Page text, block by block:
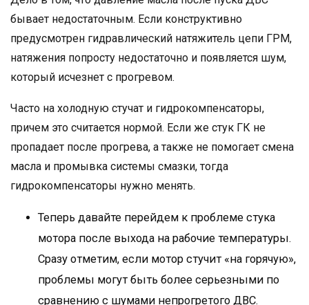
бывает недостаточным. Если конструктивно
предусмотрен гидравлический натяжитель цепи ГРМ,
натяжения попросту недостаточно и появляется шум,
который исчезнет с прогревом.
Часто на холодную стучат и гидрокомпенсаторы,
причем это считается нормой. Если же стук ГК не
пропадает после прогрева, а также не помогает смена
масла и промывка системы смазки, тогда
гидрокомпенсаторы нужно менять.
Теперь давайте перейдем к проблеме стука
мотора после выхода на рабочие температуры.
Сразу отметим, если мотор стучит «на горячую»,
проблемы могут быть более серьезными по
сравнению с шумами непрогретого ДВС.